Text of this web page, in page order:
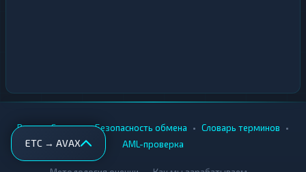
ETC → AVAX
Вики • Города • Безопасность обмена • Словарь терминов •
AML-проверка